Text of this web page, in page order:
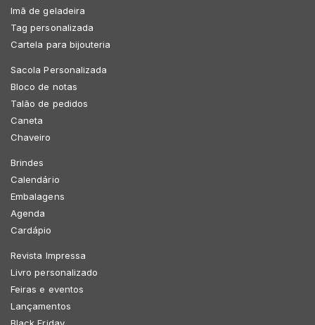
Imã de geladeira
Tag personalizada
Cartela para bijouteria
Sacola Personalizada
Bloco de notas
Talão de pedidos
Caneta
Chaveiro
Brindes
Calendário
Embalagens
Agenda
Cardápio
Revista Impressa
Livro personalizado
Feiras e eventos
Lançamentos
Black Friday